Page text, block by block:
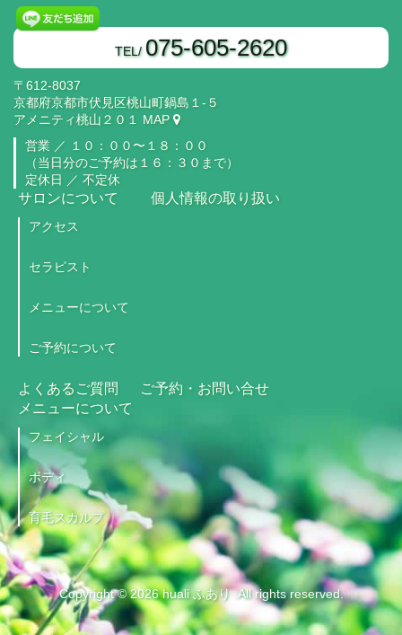
TEL/ 075-605-2620
〒612-8037
京都府京都市伏見区桃山町鍋島１‐５
アメニティ桃山２０１
MAP
営業 ／
１０：００〜１８：００
（当日分のご予約は１６：３０まで）
定休日 ／ 不定休
サロンについて
アクセス
セラピスト
メニューについて
ご予約について
個人情報の取り扱い
よくあるご質問
ご予約・お問い合せ
メニューについて
フェイシャル
ボディ
育毛スカルプ
Copyright © 2026 huali ふあり .All rights reserved.